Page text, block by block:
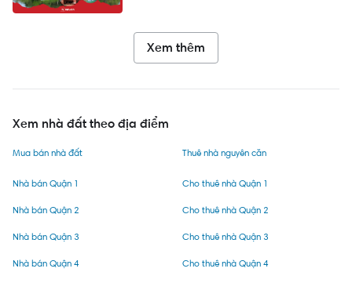
Xem thêm
Xem nhà đất theo địa điểm
Mua bán nhà đất
Nhà bán Quận 1
Nhà bán Quận 2
Nhà bán Quận 3
Nhà bán Quận 4
Thuê nhà nguyên căn
Cho thuê nhà Quận 1
Cho thuê nhà Quận 2
Cho thuê nhà Quận 3
Cho thuê nhà Quận 4